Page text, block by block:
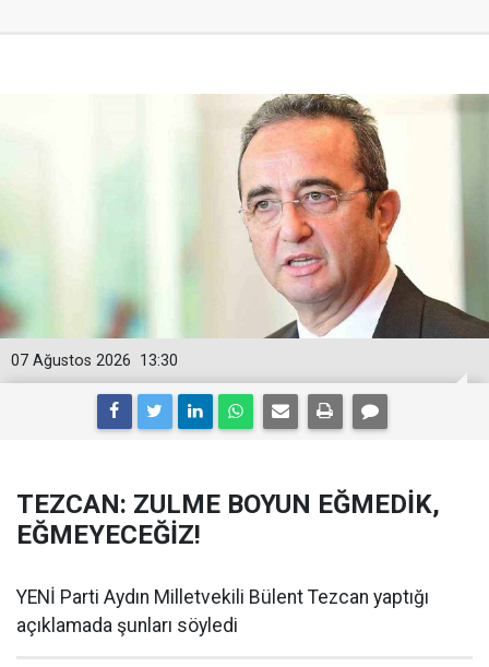
13:30
07 Ağustos 2026
TEZCAN: ZULME BOYUN EĞMEDİK,
EĞMEYECEĞİZ!
YENİ Parti Aydın Milletvekili Bülent Tezcan yaptığı
açıklamada şunları söyledi